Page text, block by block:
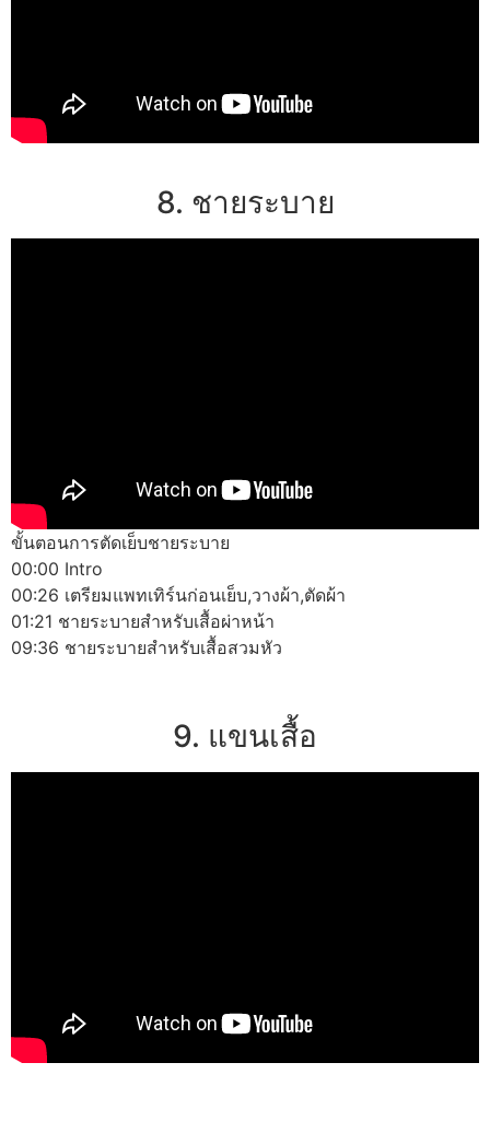
8. ชายระบาย
ขั้นตอนการตัดเย็บชายระบาย
00:00 Intro
00:26 เตรียมแพทเทิร์นก่อนเย็บ,วางผ้า,ตัดผ้า
01:21 ชายระบายสำหรับเสื้อผ่าหน้า
09:36 ชายระบายสำหรับเสื้อสวมหัว
9. แขนเสื้อ